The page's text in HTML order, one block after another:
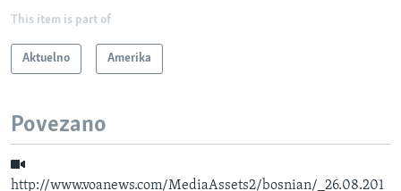
This item is part of
Aktuelno Amerika
Povezano
http://www.voanews.com/MediaAssets2/bosnian/_26.08.201